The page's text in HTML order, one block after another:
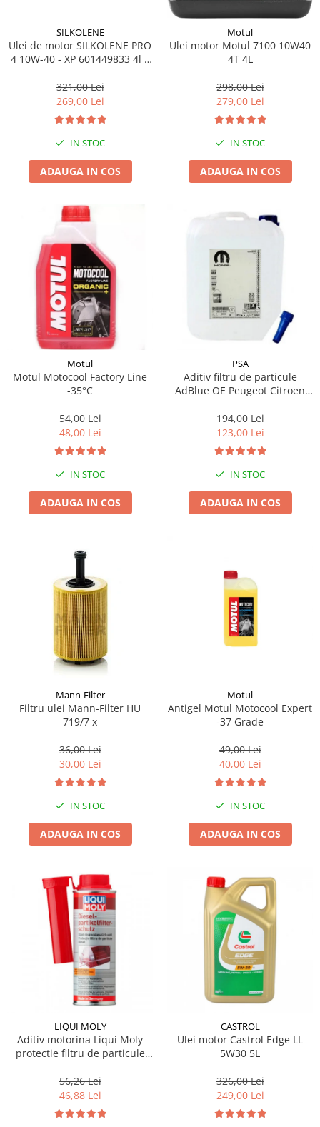
SILKOLENE
Ulei de motor SILKOLENE PRO
4 10W-40 - XP 601449833 4l +
321,00 Lei
269,00 Lei
IN STOC
ADAUGA IN COS
Motul
Ulei motor Motul 7100 10W40
4T 4L
298,00 Lei
279,00 Lei
IN STOC
ADAUGA IN COS
Motul
Motul Motocool Factory Line
-35°C
54,00 Lei
48,00 Lei
IN STOC
ADAUGA IN COS
PSA
Aditiv filtru de particule
AdBlue OE Peugeot Citroen
194,00 Lei
123,00 Lei
IN STOC
ADAUGA IN COS
Mann-Filter
Filtru ulei Mann-Filter HU
719/7 x
36,00 Lei
30,00 Lei
IN STOC
ADAUGA IN COS
Motul
Antigel Motul Motocool Expert
-37 Grade
49,00 Lei
40,00 Lei
IN STOC
ADAUGA IN COS
LIQUI MOLY
Aditiv motorina Liqui Moly
protectie filtru de particule
56,26 Lei
46,88 Lei
CASTROL
Ulei motor Castrol Edge LL
5W30 5L
326,00 Lei
249,00 Lei